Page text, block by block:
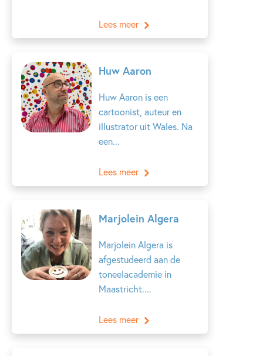
Lees meer
Huw Aaron
Huw Aaron is een
cartoonist, auteur en
illustrator uit Wales. Na
een...
Lees meer
Marjolein Algera
Marjolein Algera is
afgestudeerd aan de
toneelacademie in
Maastricht....
Lees meer